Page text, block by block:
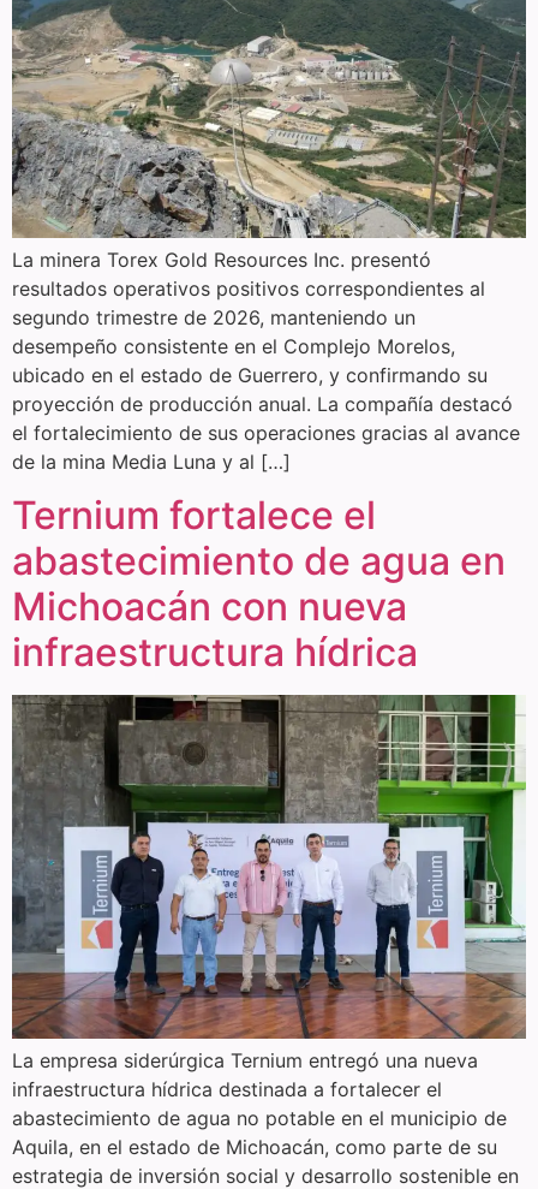
La minera Torex Gold Resources Inc. presentó
resultados operativos positivos correspondientes al
segundo trimestre de 2026, manteniendo un
desempeño consistente en el Complejo Morelos,
ubicado en el estado de Guerrero, y confirmando su
proyección de producción anual. La compañía destacó
el fortalecimiento de sus operaciones gracias al avance
de la mina Media Luna y al […]
Ternium fortalece el
abastecimiento de agua en
Michoacán con nueva
infraestructura hídrica
La empresa siderúrgica Ternium entregó una nueva
infraestructura hídrica destinada a fortalecer el
abastecimiento de agua no potable en el municipio de
Aquila, en el estado de Michoacán, como parte de su
estrategia de inversión social y desarrollo sostenible en